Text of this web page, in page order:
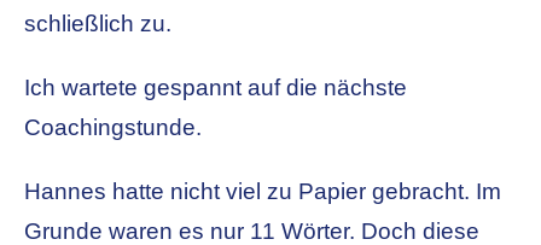
schließlich zu.
Ich wartete gespannt auf die nächste
Coachingstunde.
Hannes hatte nicht viel zu Papier gebracht. Im
Grunde waren es nur 11 Wörter. Doch diese